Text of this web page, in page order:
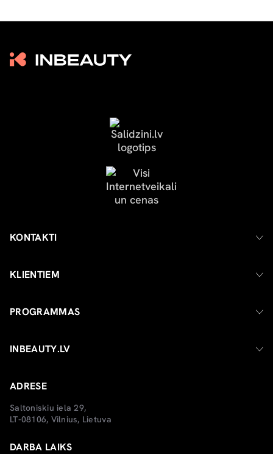
KONTAKTI
KLIENTIEM
PROGRAMMAS
INBEAUTY.LV
ADRESE
Saltoniskiu iela 29,
LT-08106, Vilnius, Lietuva
DARBA LAIKS